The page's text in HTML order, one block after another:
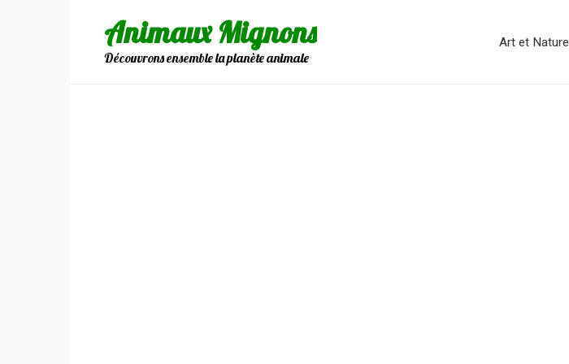
Animaux Mignons
Découvrons ensemble la planète animale
Art et Nature